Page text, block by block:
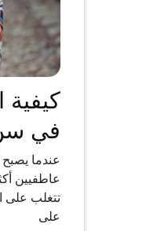
كيفية
في سن
عندما
عاطفيين
تتغلب على
على